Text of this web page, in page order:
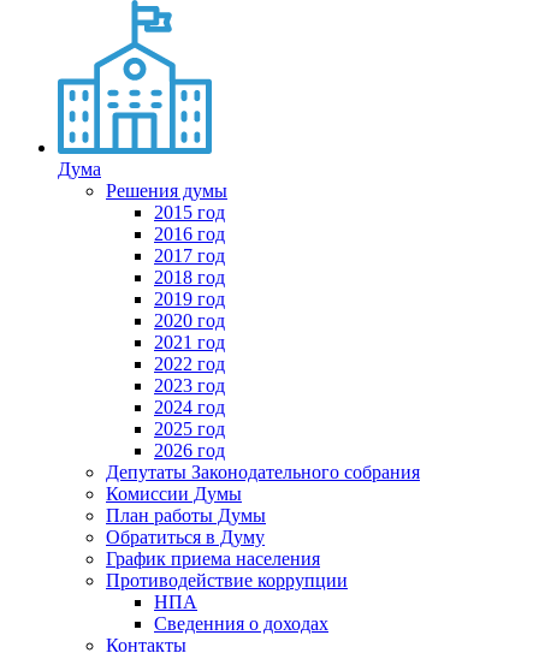
Дума
Решения думы
2015 год
2016 год
2017 год
2018 год
2019 год
2020 год
2021 год
2022 год
2023 год
2024 год
2025 год
2026 год
Депутаты Законодательного собрания
Комиссии Думы
План работы Думы
Обратиться в Думу
График приема населения
Противодействие коррупции
НПА
Сведенния о доходах
Контакты